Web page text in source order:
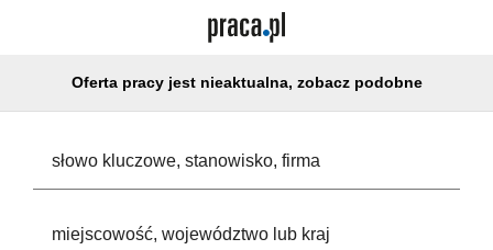
Oferta pracy jest nieaktualna, zobacz podobne